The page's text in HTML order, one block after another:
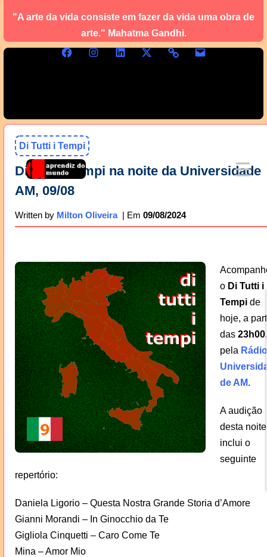
"A arte da vida consiste em fazer da vida uma obra de
arte." Mahatma Gandhi.
Di Tutti i Tempi
Di Tutti i Tempi na noite da Universidade
AM, 09/08
Written by Milton Oliveira 09/08/2024
o Di Tutti i
Tempide
hoje, a
das 23h00,
pela Rádio
de AM.
A audição
desta noite
inclui o
seguinte
repertório:
Daniela Ligorio – Questa Nostra Grande Storia d’Amore
Gianni Morandi – In Ginocchio da Te
Gigliola Cinquetti – Caro Come Te
Mina – Amor Mio